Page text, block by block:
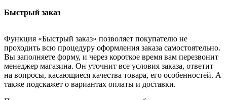
Быстрый заказ
Функция «Быстрый заказ» позволяет покупателю не
проходить всю процедуру оформления заказа самостоятельно.
Вы заполняете форму, и через короткое время вам перезвонит
менеджер магазина. Он уточнит все условия заказа, ответит
на вопросы, касающиеся качества товара, его особенностей. А
также подскажет о вариантах оплаты и доставки.